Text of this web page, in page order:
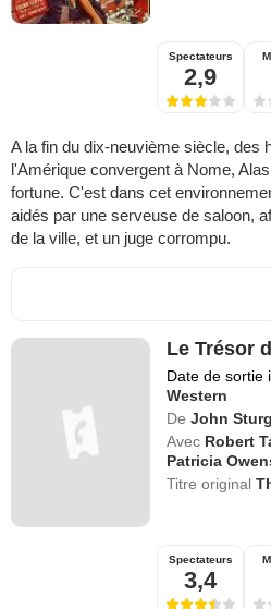
Spectateurs
2,9
A la fin du dix-neuvième siècle, des
l'Amérique convergent à Nome,
fortune. C'est dans cet
aidés par une serveuse de saloon,
de la ville, et un juge corrompu.
Le Trésor
Date de sortie
Western
De John
Avec Robert
Patricia
Titre original
Spectateurs
3,4